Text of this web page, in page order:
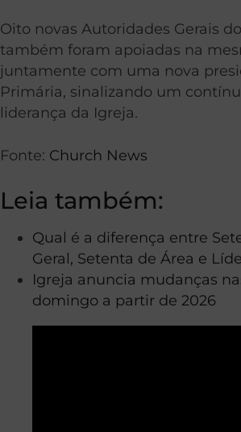
Oito novas Autoridades Gerais
também foram apoiadas na
juntamente com uma nova
Primária, sinalizando um
liderança da Igreja.
Fonte: Church News
Leia também:
Qual é a diferença entre
Geral, Setenta de Área e
Igreja anuncia mudanças
domingo a partir de 2026